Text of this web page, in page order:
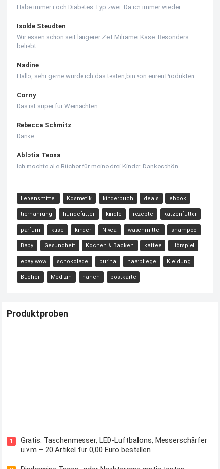
Habe immer noch Diabetes Typ zwei. Da ich immer wieder…
Isolde Steudten
Wir essen schon seit längerer Zeit Milramer Käse. Besonders
beliebt…
Nadine
Hallo, sehr gerne würde ich das testen,bin von euren Produkten…
Conny
Das ist super für Weinachten
Rebecca Schmitz
Danke
Ablotia Teona
Ich mochte alle Bücher für meine drei Kinder. Dankeschön
Lebensmittel Kosmetik kinderbuch deals ebook
tiernahrung hundefutter kindle rezepte katzenfutter
parfüm käse kinder Nivea waschmittel shampoo
Baby Gesundheit Kochen & Backen kaffee Hörspiel
ebay wow schokolade purina haarpflege Kleidung
Bücher Medizin nähen postkarte
Produktproben
1
Gratis: Taschenmesser, LED-Luftballons, Messerschärfer
u.v.m – 20 Artikel für 0,00 Euro bestellen